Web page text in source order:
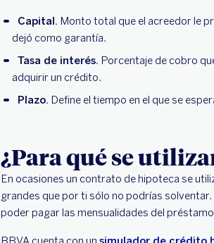
Capital. Monto total que el acreedor le
dejó como garantía.
Tasa de interés. Porcentaje de cobro
adquirir un crédito.
Plazo. Define el tiempo en el que se
¿Para qué se
En ocasiones un contrato de hipoteca se
grandes que por ti sólo no podrías
poder pagar las mensualidades del